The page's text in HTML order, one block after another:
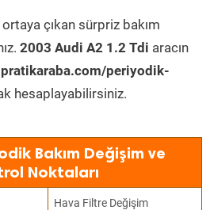
çıkan sürpriz bakım
2003 Audi A2 1.2 Tdi aracın
periyodik-
hesaplayabilirsiniz.
Bakım Değişim ve
Noktaları
Hava Filtre Değişim